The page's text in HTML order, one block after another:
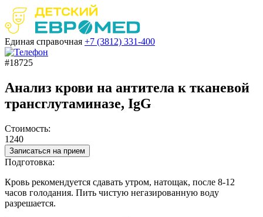
Единая справочная +7 (3812) 331-400
#18725
Анализ крови на антитела к тканевой
трансглутаминазе, IgG
Стоимость:
1240
Записаться на прием
Подготовка:
Кровь рекомендуется сдавать утром, натощак, после 8-12
часов голодания. Пить чистую негазированную воду
разрешается.